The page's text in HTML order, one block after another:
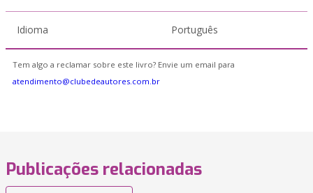
Idioma Português
Tem algo a reclamar sobre este livro? Envie um email para
atendimento@clubedeautores.com.br
Publicações relacionadas